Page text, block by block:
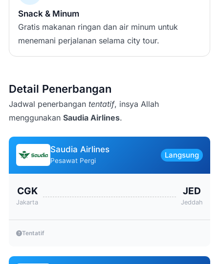
Snack & Minum
Gratis makanan ringan dan air minum untuk
menemani perjalanan selama city tour.
Detail Penerbangan
Jadwal penerbangan tentatif, insya Allah
menggunakan Saudia Airlines.
Saudia Airlines
Pesawat Pergi
Langsung
CGK
Jakarta
JED
Jeddah
Tentatif